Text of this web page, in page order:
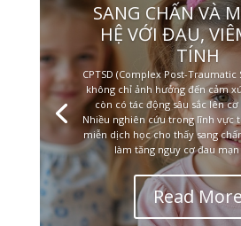
SANG CHẤN VÀ
HỆ VỚI ĐAU,
TÍNH
CPTSD (Complex Post-
không chỉ ảnh hưởng đến cảm
còn có tác động sâu sắc lên
Nhiều nghiên cứu trong lĩnh vực
miễn dịch học cho thấy sang
làm tăng nguy cơ đau
Read